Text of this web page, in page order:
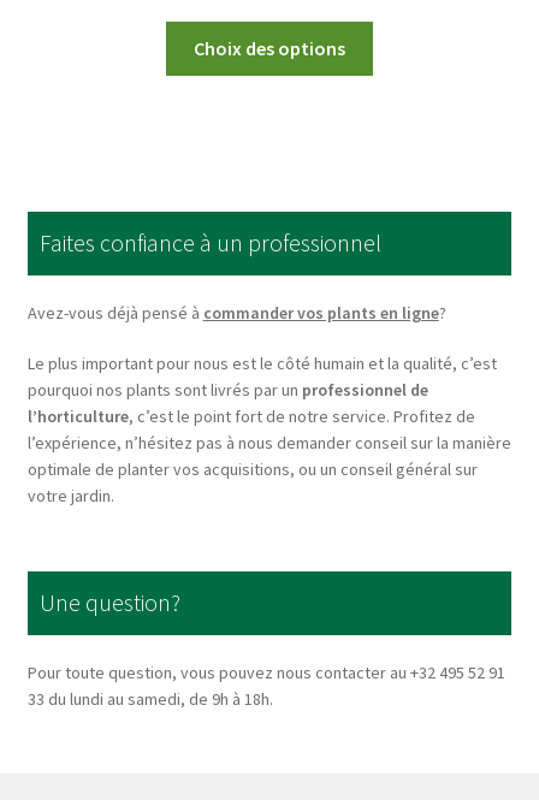
Choix des options
options
may
be
chosen
the
product
page
Faites confiance à un professionnel
Avez-vous déjà pensé à commander vos plants en ligne?
Le plus important pour nous est le côté humain et la qualité, c’est
pourquoi nos plants sont livrés par un professionnel de
l’horticulture, c’est le point fort de notre service. Profitez de
l’expérience, n’hésitez pas à nous demander conseil sur la manière
optimale de planter vos acquisitions, ou un conseil général sur
votre jardin.
Une question?
Pour toute question, vous pouvez nous contacter au +32 495 52 91
33 du lundi au samedi, de 9h à 18h.